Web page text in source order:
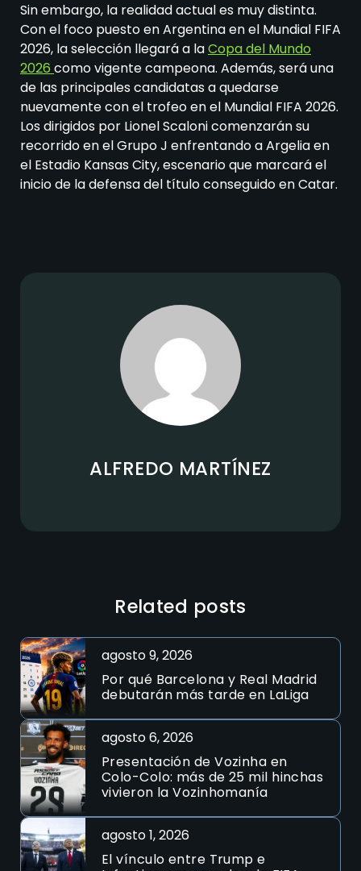
Sin embargo, la realidad actual es muy distinta.
Con el foco puesto en Argentina en el Mundial FIFA
2026, la selección llegará a laCopa del Mundo
2026 como vigente campeona. Además, será una
de las principales candidatas a quedarse
nuevamente con el trofeo en el Mundial FIFA 2026.
Los dirigidos por Lionel Scaloni comenzarán su
recorrido en el Grupo J enfrentando a Argelia en
el Estadio Kansas City, escenario que marcará el
inicio de la defensa del título conseguido en Catar.
ALFREDO MARTÍNEZ
Related posts
agosto 9, 2026
Por qué Barcelona y Real Madrid
debutarán más tarde en LaLiga
agosto 6, 2026
Presentación de Vozinha en
Colo-Colo: más de 25 mil hinchas
vivieron la Vozinhomanía
agosto 1, 2026
El vínculo entre Trump e